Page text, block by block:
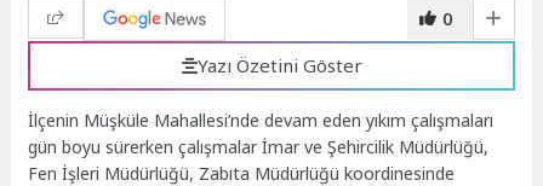
0
Yazı Özetini Göster
İlçenin Müşküle Mahallesi’nde devam eden yıkım çalışmaları
gün boyu sürerken çalışmalar İmar ve Şehircilik Müdürlüğü,
Fen İşleri Müdürlüğü, Zabıta Müdürlüğü koordinesinde